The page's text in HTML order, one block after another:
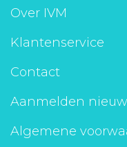
Over IVM
Klantenservice
Contact
Aanmelden
Algemene